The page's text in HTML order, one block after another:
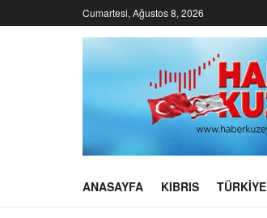
Cumartesi, Ağustos 8, 2026
ANASAYFA KIBRIS TÜRKIYE